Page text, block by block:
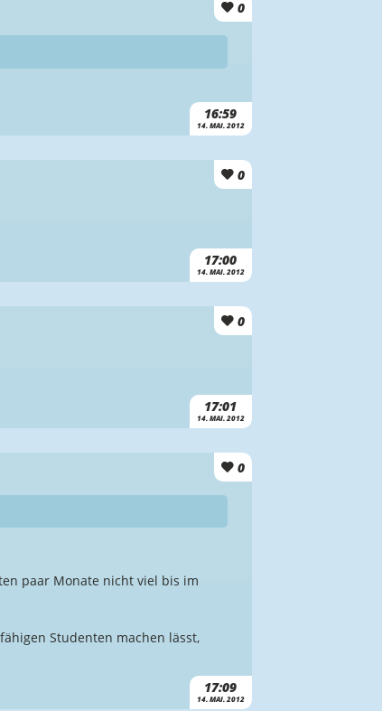
0
16:59
14. MAI. 2012
0
17:00
14. MAI. 2012
0
17:01
14. MAI. 2012
0
17:09
14. MAI. 2012
paar Monate nicht viel bis im
Studenten machen lässt,